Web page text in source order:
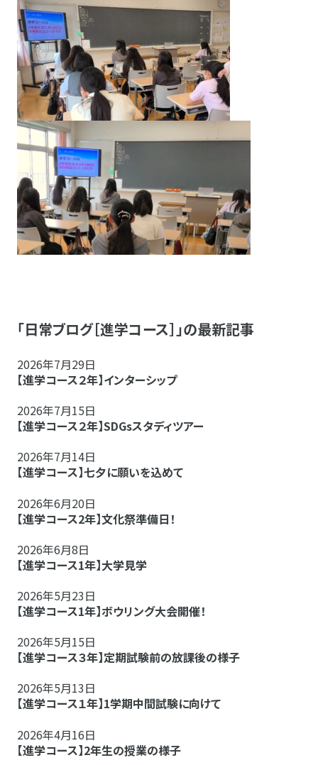
「日常ブログ［進学コース］」の最新記事
2026年7月29日
【進学コース２年】インターシップ
2026年7月15日
【進学コース２年】SDGsスタディツアー
2026年7月14日
【進学コース】七夕に願いを込めて
2026年6月20日
【進学コース2年】文化祭準備日！
2026年6月8日
【進学コース1年】大学見学
2026年5月23日
【進学コース1年】ボウリング大会開催！
2026年5月15日
【進学コース３年】定期試験前の放課後の様子
2026年5月13日
【進学コース１年】1学期中間試験に向けて
2026年4月16日
【進学コース】2年生の授業の様子